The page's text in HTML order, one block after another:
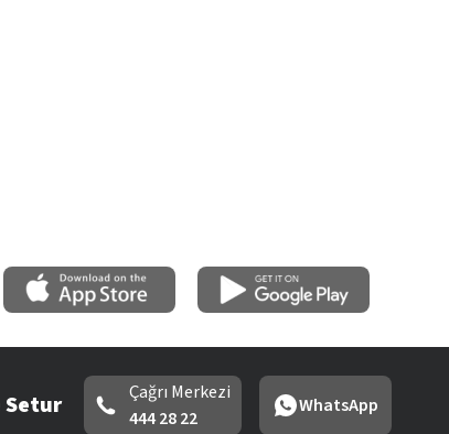
Setur
Çağrı Merkezi
444 28 22
WhatsApp